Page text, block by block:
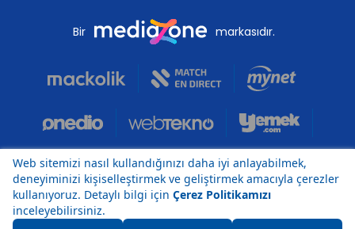
Bir markasıdır.